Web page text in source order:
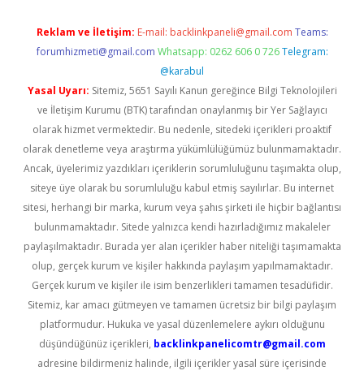
Reklam ve İletişim: E-mail: backlinkpaneli@gmail.com Teams:
forumhizmeti@gmail.com Whatsapp: 0262 606 0 726 Telegram:
@karabul
Yasal Uyarı: Sitemiz, 5651 Sayılı Kanun gereğince Bilgi Teknolojileri
ve İletişim Kurumu (BTK) tarafından onaylanmış bir Yer Sağlayıcı
olarak hizmet vermektedir. Bu nedenle, sitedeki içerikleri proaktif
olarak denetleme veya araştırma yükümlülüğümüz bulunmamaktadır.
Ancak, üyelerimiz yazdıkları içeriklerin sorumluluğunu taşımakta olup,
siteye üye olarak bu sorumluluğu kabul etmiş sayılırlar. Bu internet
sitesi, herhangi bir marka, kurum veya şahıs şirketi ile hiçbir bağlantısı
bulunmamaktadır. Sitede yalnızca kendi hazırladığımız makaleler
paylaşılmaktadır. Burada yer alan içerikler haber niteliği taşımamakta
olup, gerçek kurum ve kişiler hakkında paylaşım yapılmamaktadır.
Gerçek kurum ve kişiler ile isim benzerlikleri tamamen tesadüfidir.
Sitemiz, kar amacı gütmeyen ve tamamen ücretsiz bir bilgi paylaşım
platformudur. Hukuka ve yasal düzenlemelere aykırı olduğunu
düşündüğünüz içerikleri, backlinkpanelicomtr@gmail.com
adresine bildirmeniz halinde, ilgili içerikler yasal süre içerisinde